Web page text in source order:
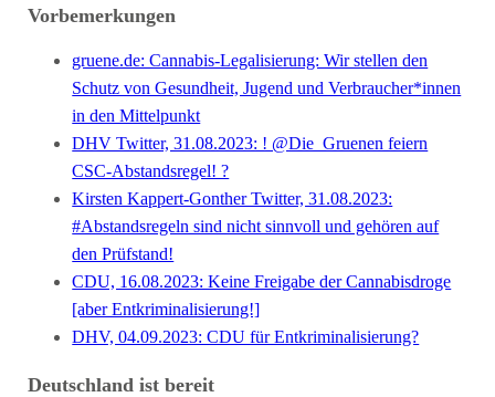
Vorbemerkungen
gruene.de: Cannabis-Legalisierung: Wir stellen den
Schutz von Gesundheit, Jugend und Verbraucher*innen
in den Mittelpunkt
DHV Twitter, 31.08.2023: ! @Die_Gruenen feiern
CSC-Abstandsregel! ?
Kirsten Kappert-Gonther Twitter, 31.08.2023:
#Abstandsregeln sind nicht sinnvoll und gehören auf
den Prüfstand!
CDU, 16.08.2023: Keine Freigabe der Cannabisdroge
[aber Entkriminalisierung!]
DHV, 04.09.2023: CDU für Entkriminalisierung?
Deutschland ist bereit